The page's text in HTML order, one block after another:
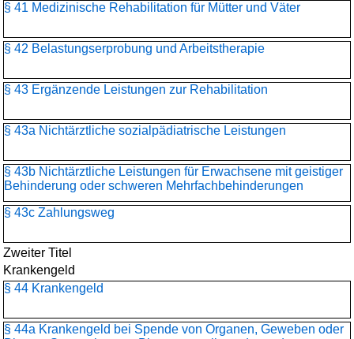
§ 41 Medizinische Rehabilitation für Mütter und Väter
§ 42 Belastungserprobung und Arbeitstherapie
§ 43 Ergänzende Leistungen zur Rehabilitation
§ 43a Nichtärztliche sozialpädiatrische Leistungen
§ 43b Nichtärztliche Leistungen für Erwachsene mit geistiger
Behinderung oder schweren Mehrfachbehinderungen
§ 43c Zahlungsweg
Zweiter Titel
Krankengeld
§ 44 Krankengeld
§ 44a Krankengeld bei Spende von Organen, Geweben oder